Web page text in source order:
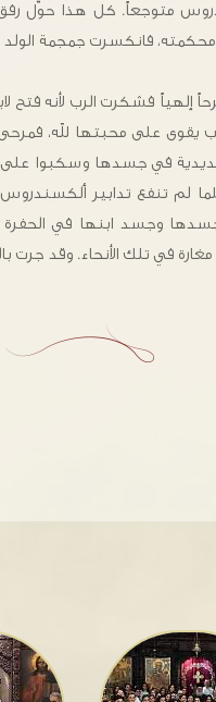
متوجعاً. كل هذا حوّل رفق
فانكسرت جمجمة الولد
إلهياً فشكرت الرب لأنه فتح
على محبتها لله، فمرحى
في جسدها وسكبوا على
لم تنفع تدابير
وجسد ابنها في الحفرة
مغارة في تلك الأنحاء. وقد جرت